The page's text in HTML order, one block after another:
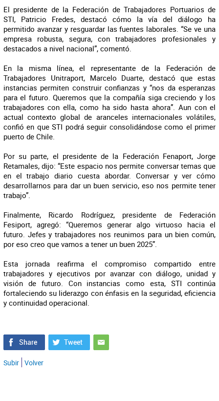
El presidente de la Federación de Trabajadores Portuarios de
STI, Patricio Fredes, destacó cómo la vía del diálogo ha
permitido avanzar y resguardar las fuentes laborales. “Se ve una
empresa robusta, segura, con trabajadores profesionales y
destacados a nivel nacional”, comentó.
En la misma línea, el representante de la Federación de
Trabajadores Unitraport, Marcelo Duarte, destacó que estas
instancias permiten construir confianzas y “nos da esperanzas
para el futuro. Queremos que la compañía siga creciendo y los
trabajadores con ella, como ha sido hasta ahora”. Aun con el
actual contexto global de aranceles internacionales volátiles,
confió en que STI podrá seguir consolidándose como el primer
puerto de Chile.
Por su parte, el presidente de la Federación Fenaport, Jorge
Retamales, dijo: “Este espacio nos permite conversar temas que
en el trabajo diario cuesta abordar. Conversar y ver cómo
desarrollarnos para dar un buen servicio, eso nos permite tener
trabajo”.
Finalmente, Ricardo Rodríguez, presidente de Federación
Fesiport, agregó: “Queremos generar algo virtuoso hacia el
futuro. Jefes y trabajadores nos reunimos para un bien común,
por eso creo que vamos a tener un buen 2025”.
Esta jornada reafirma el compromiso compartido entre
trabajadores y ejecutivos por avanzar con diálogo, unidad y
visión de futuro. Con instancias como esta, STI continúa
fortaleciendo su liderazgo con énfasis en la seguridad, eficiencia
y continuidad operacional.
Subir Volver